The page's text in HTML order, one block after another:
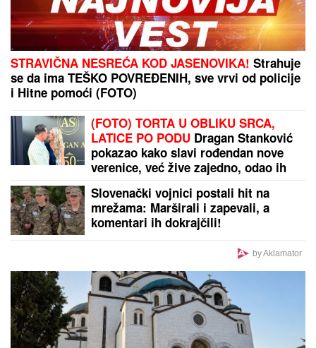
STRAVIČNA NESREĆA KOD JASENOVIKA! Strahuje
se da ima TEŠKO POVREĐENIH, sve vrvi od policije
i Hitne pomoći (FOTO)
(FOTO) TORTA U OBLIKU SRCA,
LATICE PO PODU Dragan Stanković
pokazao kako slavi rođendan nove
verenice, već žive zajedno, odao ih
Slovenački vojnici postali hit na
mrežama: Marširali i zapevali, a
komentari ih dokrajčili!
by Aklamator